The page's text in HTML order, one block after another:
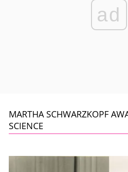
ad
MARTHA SCHWARZKOPF
SCIENCE